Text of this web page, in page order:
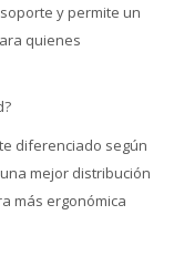
y permite un
quienes
diferenciado según
mejor distribución
más ergonómica